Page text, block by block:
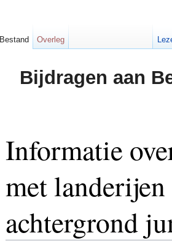
Bijdragen aan
Informatie
met
achtergrond
Bestand Overleg